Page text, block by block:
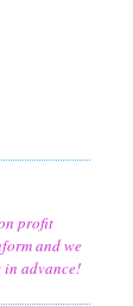
profit
and we
in advance!